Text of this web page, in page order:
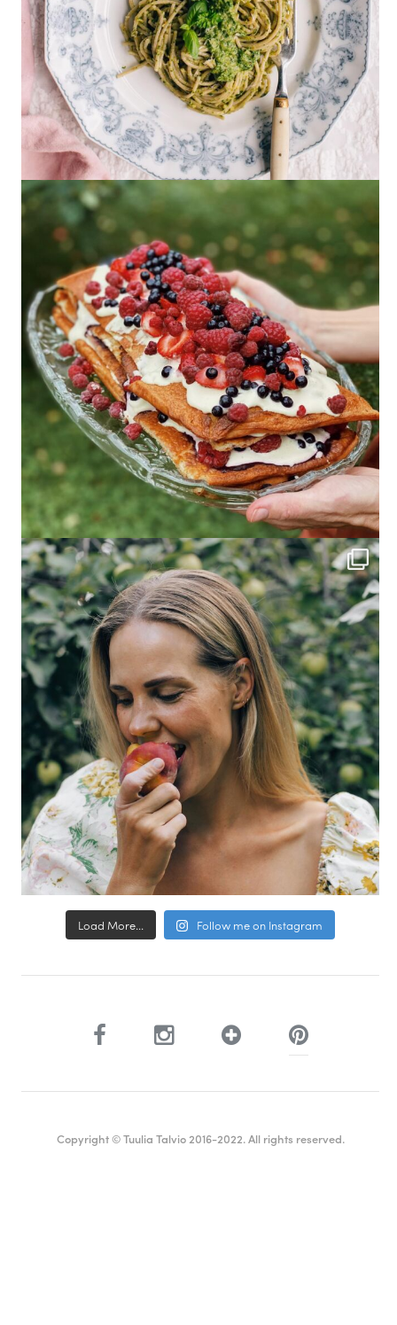
Load More... Follow me on Instagram
Copyright © Tuulia Talvio 2016-2022. All rights reserved.